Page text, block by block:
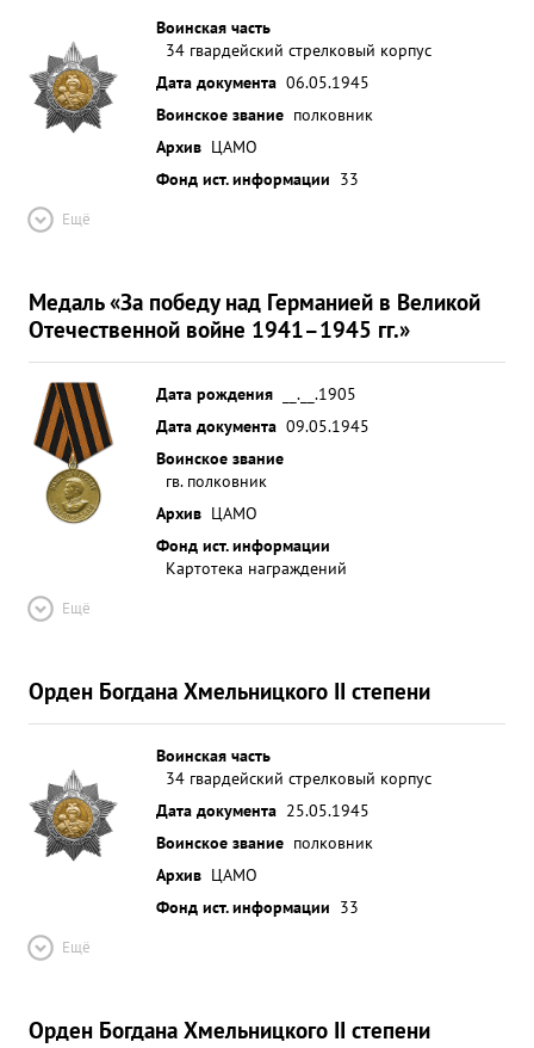
Воинская часть
34 гвардейский стрелковый корпус
Дата документа 06.05.1945
Воинское звание полковник
Архив ЦАМО
Фонд ист. информации 33
Ещё
Медаль «За победу над Германией в Великой
Отечественной войне 1941–1945 гг.»
Дата рождения
__.__.1905
Дата документа 09.05.1945
Воинское звание
гв. полковник
Архив ЦАМО
Фонд ист. информации
Картотека награждений
Ещё
Орден Богдана Хмельницкого II степени
Воинская часть
34 гвардейский стрелковый корпус
Дата документа 25.05.1945
Воинское звание полковник
Архив ЦАМО
Фонд ист. информации 33
Ещё
Орден Богдана Хмельницкого II степени